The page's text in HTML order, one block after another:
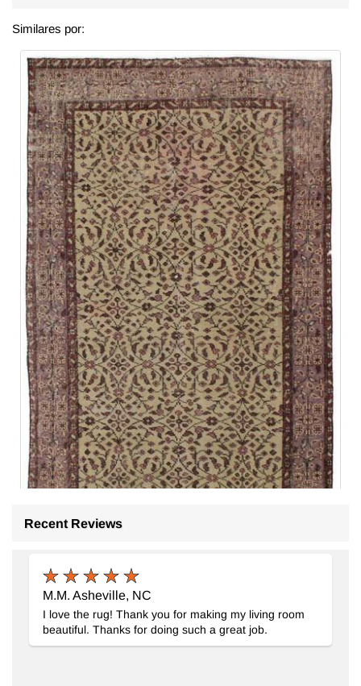
Similares por:
Recent Reviews
M.M. Asheville, NC
I love the rug! Thank you for making my living room
beautiful. Thanks for doing such a great job.